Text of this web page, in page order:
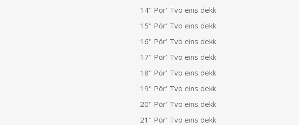
14" Pör’ Tvö eins dekk
15" Pör’ Tvö eins dekk
16" Pör’ Tvö eins dekk
17" Pör’ Tvö eins dekk
18" Pör’ Tvö eins dekk
19" Pör’ Tvö eins dekk
20" Pör’ Tvö eins dekk
21" Pör’ Tvö eins dekk